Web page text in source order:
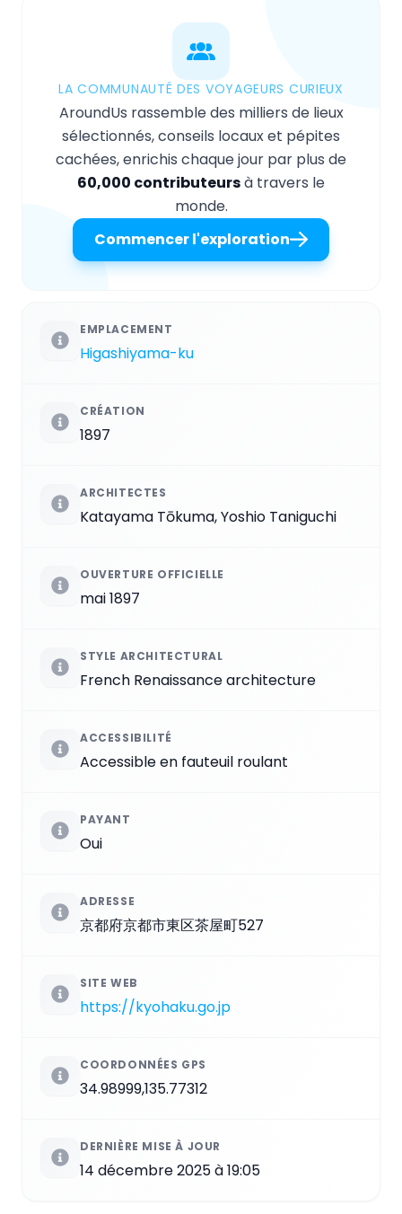
LA COMMUNAUTÉ DES VOYAGEURS CURIEUX
AroundUs rassemble des milliers de lieux
sélectionnés, conseils locaux et pépites
cachées, enrichis chaque jour par plus de
60,000 contributeursà travers le
monde.
Commencer l'exploration
EMPLACEMENT
Higashiyama-ku
CRÉATION
1897
ARCHITECTES
Katayama Tōkuma, Yoshio Taniguchi
OUVERTURE OFFICIELLE
mai 1897
STYLE ARCHITECTURAL
French Renaissance architecture
ACCESSIBILITÉ
Accessible en fauteuil roulant
PAYANT
Oui
ADRESSE
京都府京都市東区茶屋町527
SITE WEB
https://kyohaku.go.jp
COORDONNÉES GPS
34.98999,135.77312
DERNIÈRE MISE À JOUR
14 décembre 2025 à 19:05